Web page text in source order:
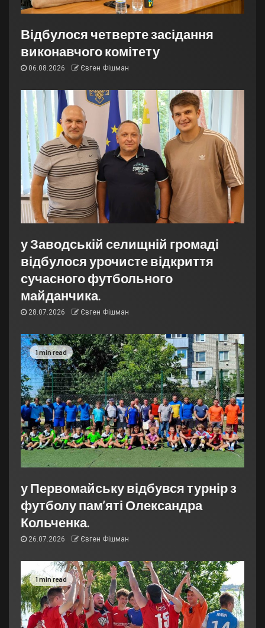
Відбулося четверте засідання
виконавчого комітету
06.08.2026 Євген Фішман
у Заводській селищній громаді
відбулося урочисте відкриття
сучасного футбольного
майданчика.
28.07.2026 Євген Фішман
1 min read
у Первомайську відбувся турнір з
футболу пам’яті Олександра
Кольченка.
26.07.2026 Євген Фішман
1 min read